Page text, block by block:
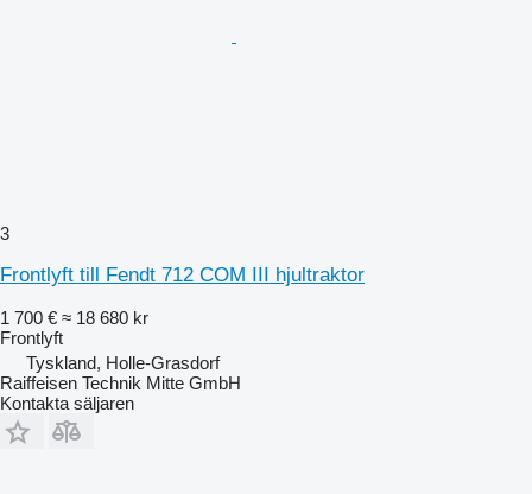
3
Frontlyft till Fendt 712 COM III hjultraktor
1 700 € ≈ 18 680 kr
Frontlyft
Tyskland, Holle-Grasdorf
Raiffeisen Technik Mitte GmbH
Kontakta säljaren